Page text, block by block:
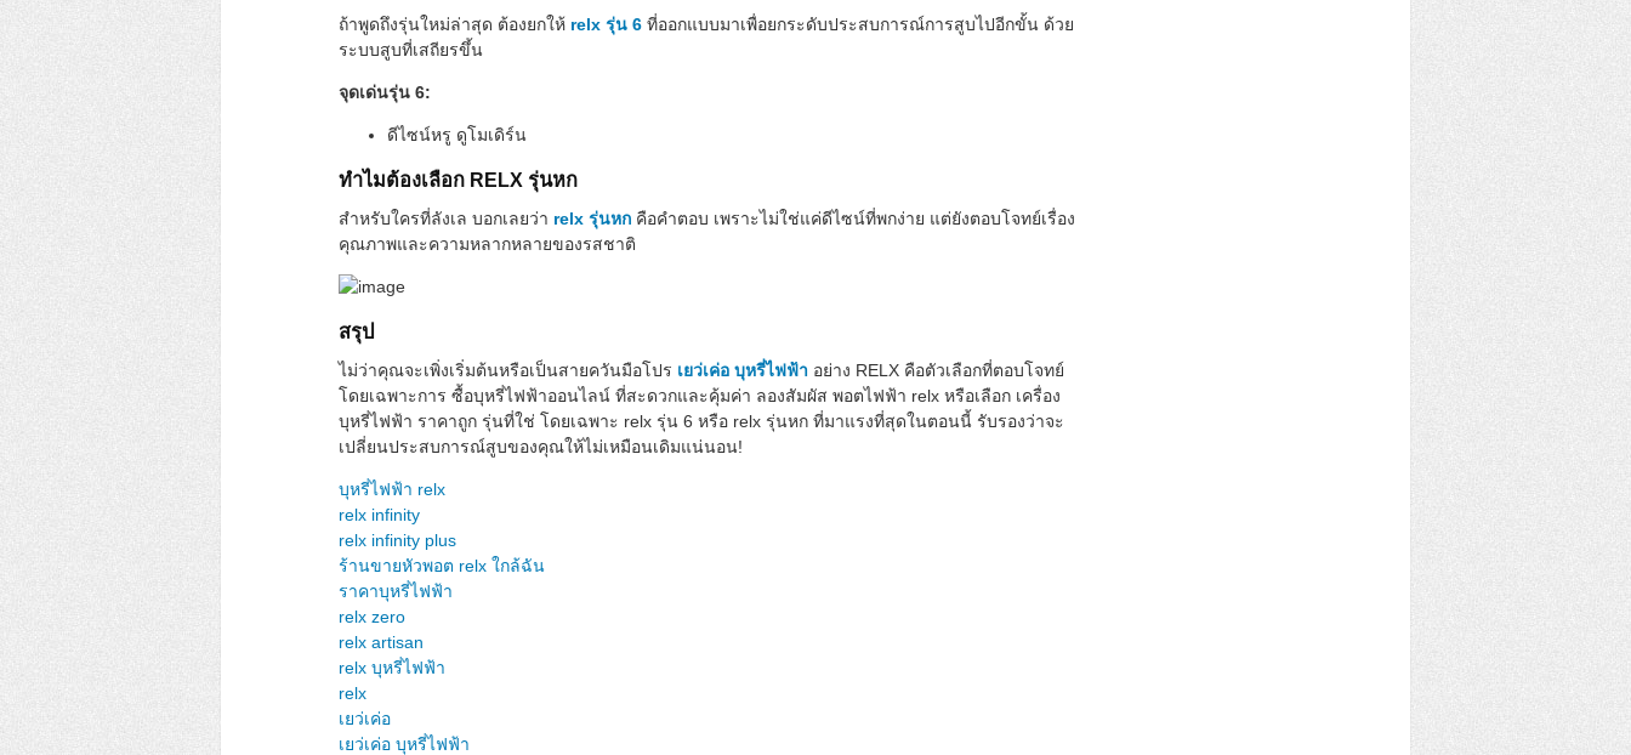
ถ้าพูดถึงรุ่นใหม่ล่าสุด ต้องยกให้ relx รุ่น 6 ที่ออกแบบมาเพื่อยกระดับประสบการณ์การสูบไปอีกขั้น ด้วย
ระบบสูบที่เสถียรขึ้น
จุดเด่นรุ่น 6:
ดีไซน์หรู ดูโมเดิร์น
ทำไมต้องเลือก RELX รุ่นหก
สำหรับใครที่ลังเล บอกเลยว่า relx รุ่นหก คือคำตอบ เพราะไม่ใช่แค่ดีไซน์ที่พกง่าย แต่ยังตอบโจทย์เรื่อง
คุณภาพและความหลากหลายของรสชาติ
สรุป
ไม่ว่าคุณจะเพิ่งเริ่มต้นหรือเป็นสายควันมือโปร เยว่เค่อ บุหรี่ไฟฟ้า อย่าง RELX คือตัวเลือกที่ตอบโจทย์
โดยเฉพาะการ ซื้อบุหรี่ไฟฟ้าออนไลน์ ที่สะดวกและคุ้มค่า ลองสัมผัส พอตไฟฟ้า relx หรือเลือก เครื่อง
บุหรี่ไฟฟ้า ราคาถูก รุ่นที่ใช่ โดยเฉพาะ relx รุ่น 6 หรือ relx รุ่นหก ที่มาแรงที่สุดในตอนนี้ รับรองว่าจะ
เปลี่ยนประสบการณ์สูบของคุณให้ไม่เหมือนเดิมแน่นอน!
บุหรี่ไฟฟ้า relx
relx infinity
relx infinity plus
ร้านขายหัวพอต relx ใกล้ฉัน
ราคาบุหรี่ไฟฟ้า
relx zero
relx artisan
relx บุหรี่ไฟฟ้า
relx
เยว่เค่อ
เยว่เค่อ บุหรี่ไฟฟ้า